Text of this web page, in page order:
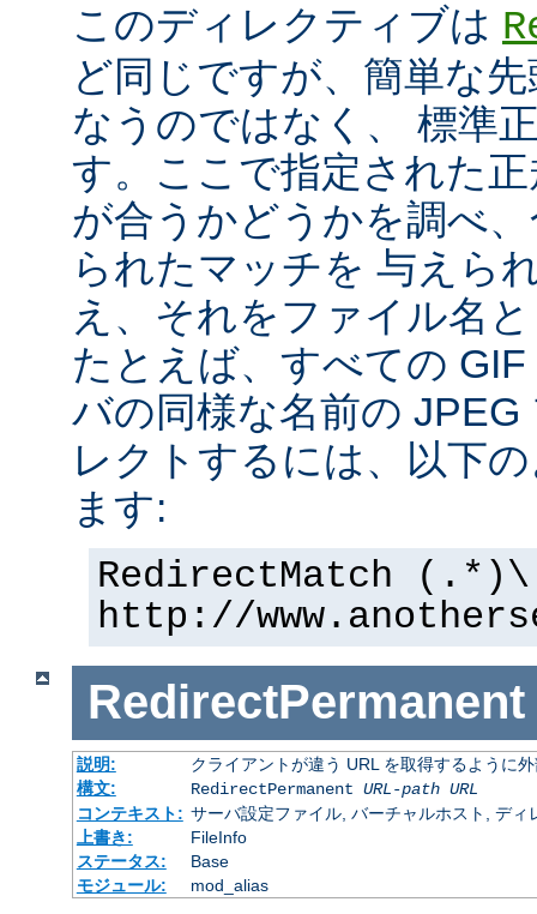
このディレクティブは
ど同じですが、簡単な
なうのではなく、 標準
す。ここで指定された
が合うかどうかを調べ
られたマッチを 与えら
え、それをファイル名
たとえば、すべての
バの同様な名前の
レクトするには、以下
ます:
RedirectMatch
http://
RedirectPermanent
説明:
クライアントが違う URL を取得するように
構文:
RedirectPermanent URL-path URL
コンテキスト: サーバ設定ファイル, バーチャルホスト, ディ
上書き:
FileInfo
ステータス:
Base
モジュール:
mod_alias